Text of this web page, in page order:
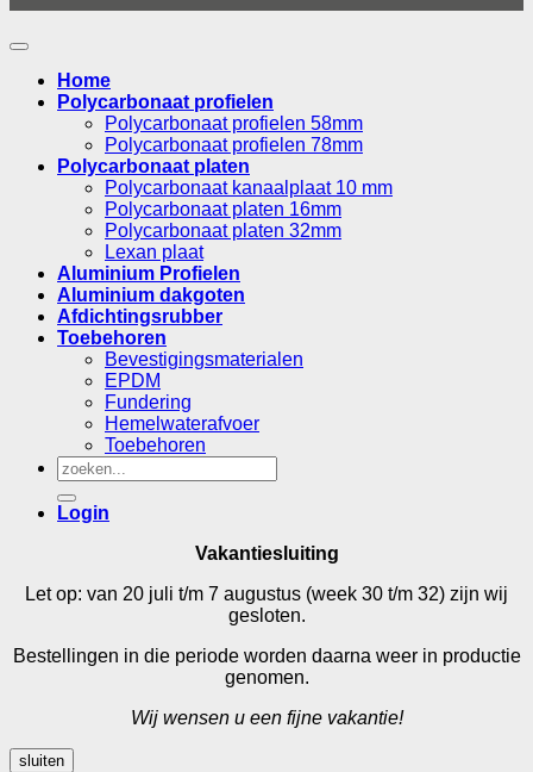
Home
Polycarbonaat profielen
Polycarbonaat profielen 58mm
Polycarbonaat profielen 78mm
Polycarbonaat platen
Polycarbonaat kanaalplaat 10 mm
Polycarbonaat platen 16mm
Polycarbonaat platen 32mm
Lexan plaat
Aluminium Profielen
Aluminium dakgoten
Afdichtingsrubber
Toebehoren
Bevestigingsmaterialen
EPDM
Fundering
Hemelwaterafvoer
Toebehoren
Zoeken
naar:
Login
Vakantiesluiting
Let op: van 20 juli t/m 7 augustus (week 30 t/m 32) zijn wij
gesloten.
Bestellingen in die periode worden daarna weer in productie
genomen.
Wij wensen u een fijne vakantie!
sluiten